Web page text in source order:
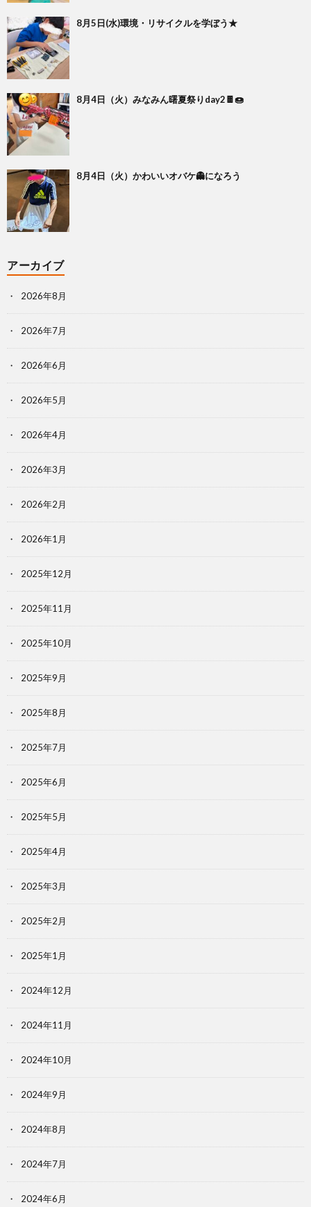
8月5日(水)環境・リサイクルを学ぼう★
8月4日（火）みなみん曙夏祭りday2🍫🍩
8月4日（火）かわいいオバケ👻になろう
アーカイブ
2026年8月
2026年7月
2026年6月
2026年5月
2026年4月
2026年3月
2026年2月
2026年1月
2025年12月
2025年11月
2025年10月
2025年9月
2025年8月
2025年7月
2025年6月
2025年5月
2025年4月
2025年3月
2025年2月
2025年1月
2024年12月
2024年11月
2024年10月
2024年9月
2024年8月
2024年7月
2024年6月